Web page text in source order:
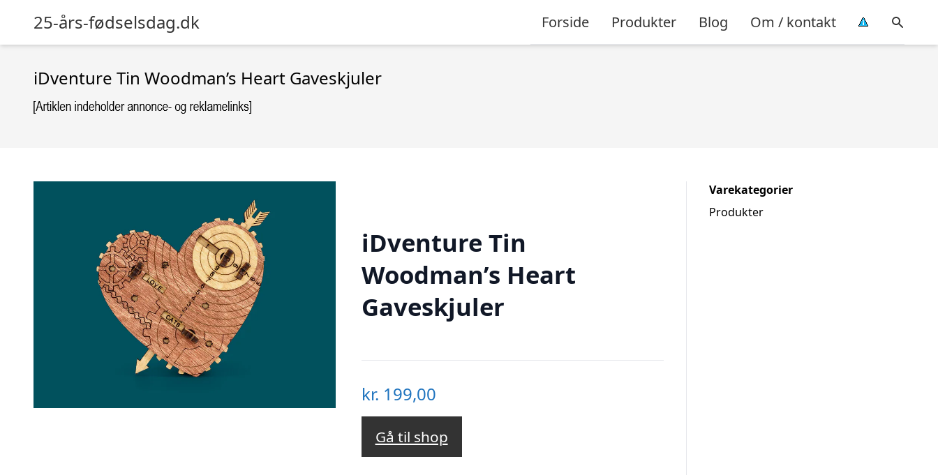
25-års-fødselsdag.dk Forside Produkter Blog Om / kontakt
iDventure Tin Woodman’s Heart Gaveskjuler
iDventure Tin
Woodman’s Heart
Gaveskjuler
kr. 199,00
Gå til shop
Varekategorier
Produkter